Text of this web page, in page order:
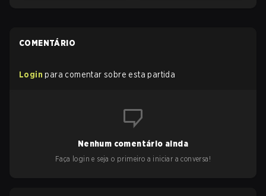
COMENTÁRIO
Login para comentar sobre esta partida
Nenhum comentário ainda
Faça login e seja o primeiro a iniciar a conversa!